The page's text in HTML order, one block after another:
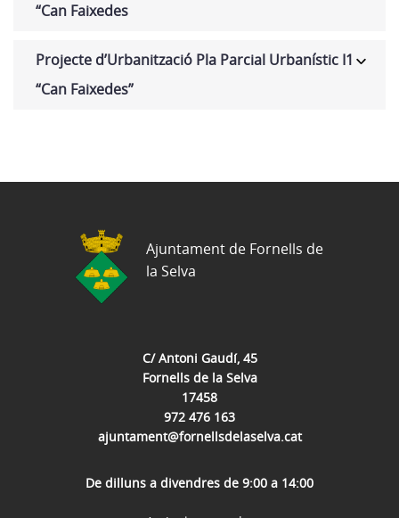
“Can Faixedes
Projecte d’Urbanització Pla Parcial Urbanístic I1
“Can Faixedes”
C/ Antoni Gaudí, 45
Fornells de la Selva
17458
972 476 163
ajuntament@fornellsdelaselva.cat
De dilluns a divendres de 9:00 a 14:00
Ajuntament de Fornells de
la Selva